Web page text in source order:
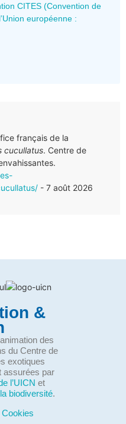
CITES (Convention de
européenne :
français de la
cucullatus. Centre de
- 7 août 2026
&
des
du Centre de
exotiques
assurées par
l’UICN et
biodiversité.